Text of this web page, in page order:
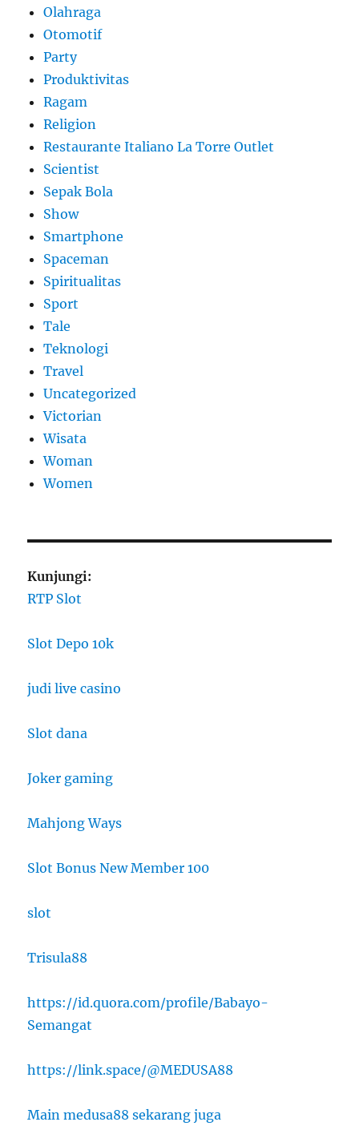
Olahraga
Otomotif
Party
Produktivitas
Ragam
Religion
Restaurante Italiano La Torre Outlet
Scientist
Sepak Bola
Show
Smartphone
Spaceman
Spiritualitas
Sport
Tale
Teknologi
Travel
Uncategorized
Victorian
Wisata
Woman
Women
Kunjungi:
RTP Slot
Slot Depo 10k
judi live casino
Slot dana
Joker gaming
Mahjong Ways
Slot Bonus New Member 100
slot
Trisula88
https://id.quora.com/profile/Babayo-
Semangat
https://link.space/@MEDUSA88
Main medusa88 sekarang juga